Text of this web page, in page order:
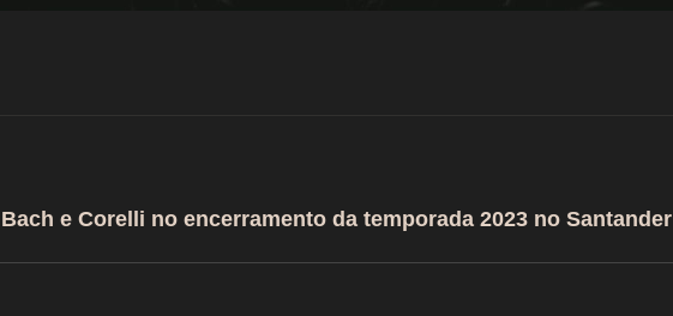
Bach e Corelli no encerramento da temporada 2023 no Santander